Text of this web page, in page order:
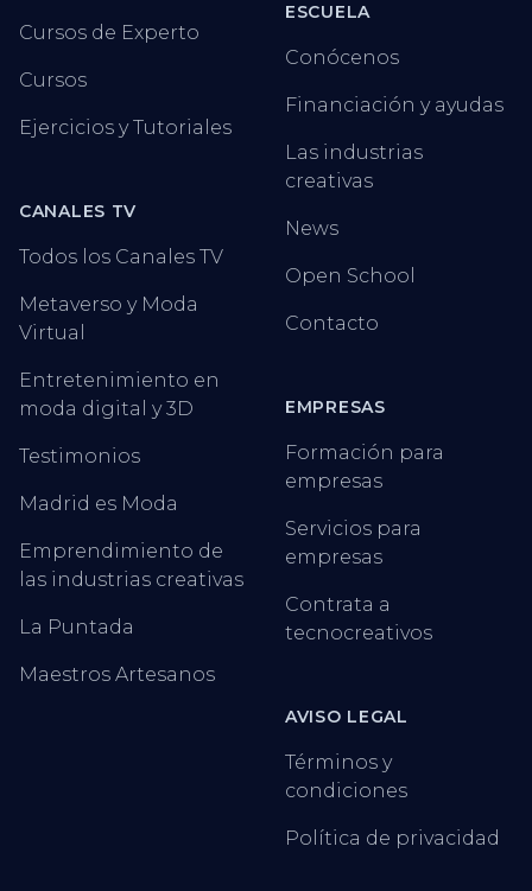
Cursos de Experto
Cursos
Ejercicios y Tutoriales
CANALES TV
Todos los Canales TV
Metaverso y Moda
Virtual
Entretenimiento en
moda digital y 3D
Testimonios
Madrid es Moda
Emprendimiento de
las industrias creativas
La Puntada
Maestros Artesanos
ESCUELA
Conócenos
Financiación y ayudas
Las industrias
creativas
News
Open School
Contacto
EMPRESAS
Formación para
empresas
Servicios para
empresas
Contrata a
tecnocreativos
AVISO LEGAL
Términos y
condiciones
Política de privacidad